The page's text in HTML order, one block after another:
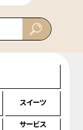
スイーツ
サービス